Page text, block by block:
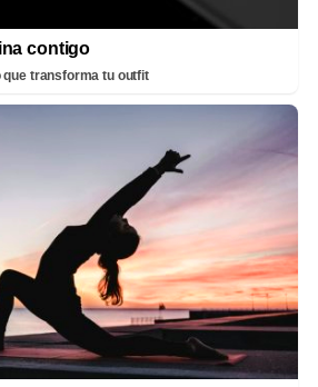
contigo
transforma tu outfit